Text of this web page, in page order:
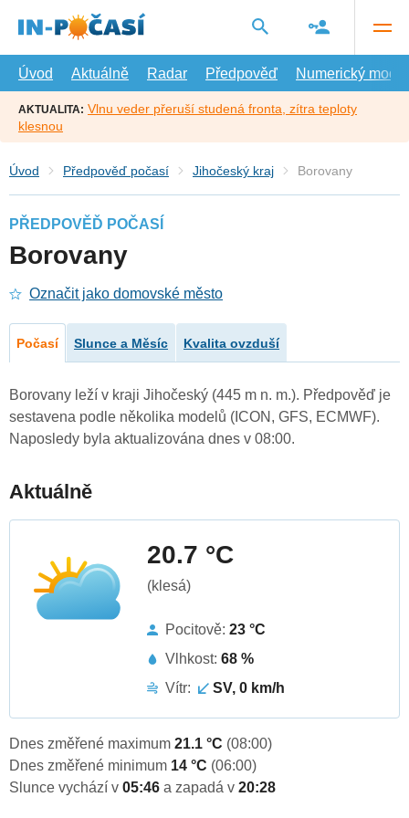
hlavní
Úvod
Aktuálně Radar Předpověď Numerický model
AKTUALITA: Vlnu veder přeruší studená fronta, zítra teploty
klesnou
Úvod Předpověď počasí Jihočeský kraj Borovany
PŘEDPOVĚĎ POČASÍ
Borovany
Označit jako domovské město
Počasí Slunce a Měsíc Kvalita ovzduší
Borovany leží v kraji Jihočeský (445 m n. m.). Předpověď je
sestavena podle několika modelů (ICON, GFS, ECMWF).
Naposledy byla aktualizována dnes v 08:00.
Aktuálně
20.7 °C
(klesá)
Pocitově: 23 °C
Vlhkost: 68 %
Vítr:
SV, 0 km/h
Dnes změřené maximum 21.1 °C (08:00)
Dnes změřené minimum 14 °C (06:00)
Slunce vychází v 05:46 a zapadá v 20:28